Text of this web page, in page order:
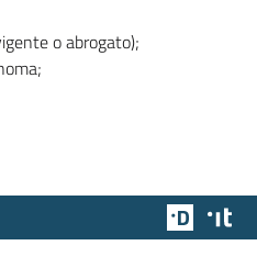
o abrogato);
Team